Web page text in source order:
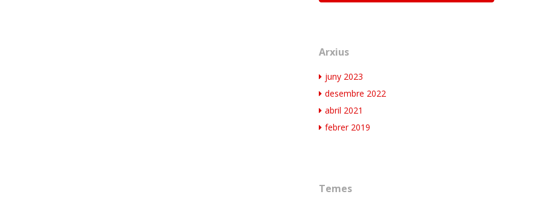
Arxius
juny 2023
desembre 2022
abril 2021
febrer 2019
Temes